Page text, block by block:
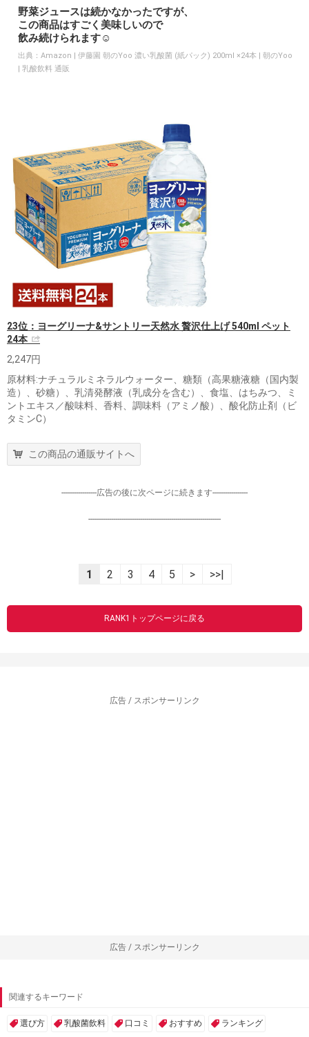
野菜ジュースは続かなかったですが、
この商品はすごく美味しいので
飲み続けられます☺️
出典： Amazon | 伊藤園 朝のYoo 濃い乳酸菌 (紙パック) 200ml ×24本 | 朝のYoo
| 乳酸飲料 通販
23位：ヨーグリーナ&サントリー天然水 贅沢仕上げ 540ml ペット
24本
2,247円
原材料:ナチュラルミネラルウォーター、糖類（高果糖液糖（国内製
造）、砂糖）、乳清発酵液（乳成分を含む）、食塩、はちみつ、ミ
ントエキス／酸味料、香料、調味料（アミノ酸）、酸化防止剤（ビ
タミンC）
この商品の通販サイトへ
-----------------広告の後に次ページに続きます-----------------
----------------------------------------------------------------
1 2 3 4 5 > >>|
RANK1トップページに戻る
広告 / スポンサーリンク
広告 / スポンサーリンク
関連するキーワード
選び方 乳酸菌飲料 口コミ おすすめ ランキング